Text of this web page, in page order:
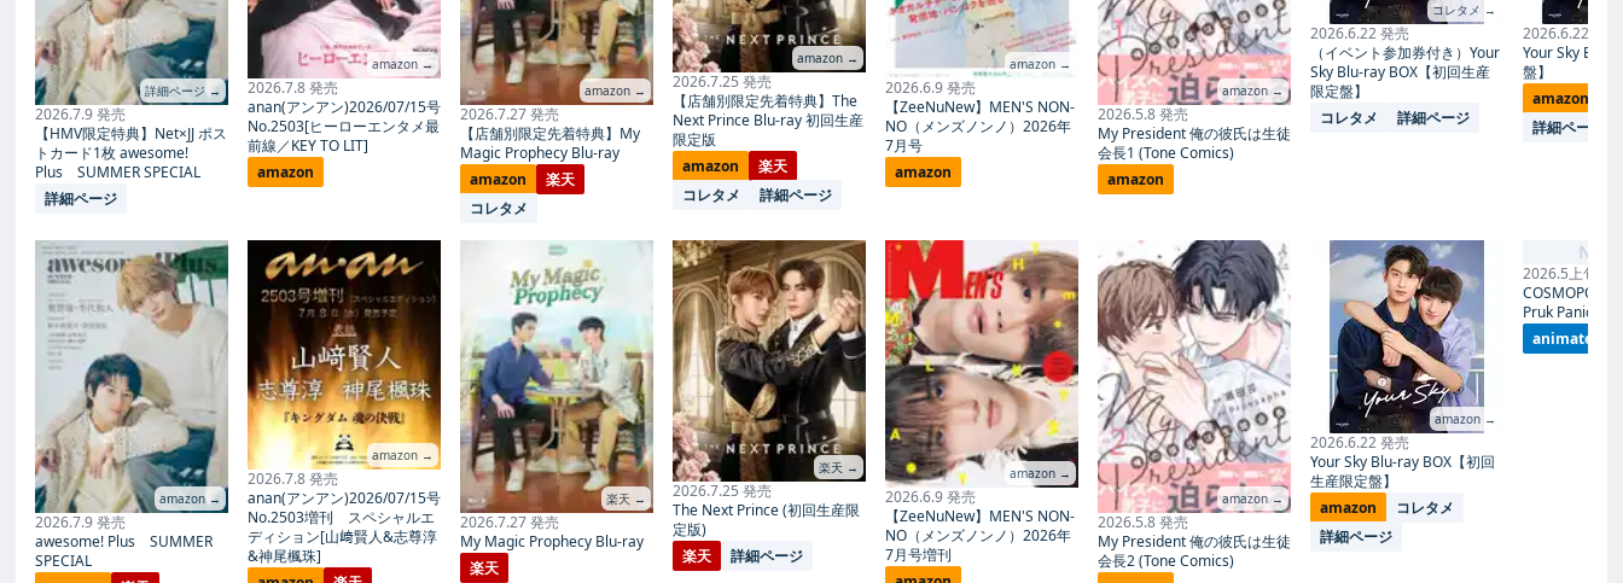
詳細ページ →
2026.7.9 発売
【HMV限定特典】Net×JJ ポス
トカード1枚 awesome!
Plus SUMMER SPECIAL
詳細ページ
amazon →
2026.7.9 発売
awesome! Plus SUMMER
SPECIAL
amazon →
2026.7.8 発売
anan(アンアン)2026/07/15号
No.2503[ヒーローエンタメ最
前線／KEY TO LIT]
amazon
amazon →
2026.7.8 発売
anan(アンアン)2026/07/15号
No.2503増刊 スペシャルエ
ディション[山﨑賢人&志尊淳
&神尾楓珠]
amazon →
2026.7.27 発売
【店舗別限定先着特典】My
Magic Prophecy Blu-ray
amazon
楽天
コレタメ
楽天 →
2026.7.27 発売
My Magic Prophecy Blu-ray
楽天
amazon →
2026.7.25 発売
【店舗別限定先着特典】The
Next Prince Blu-ray 初回生産
限定版
amazon
楽天
コレタメ
詳細ページ
楽天 →
2026.7.25 発売
The Next Prince (初回生産限
定版)
楽天
詳細ページ
amazon →
2026.6.9 発売
【ZeeNuNew】MEN'S NON-
NO（メンズノンノ）2026年
7月号
amazon
amazon →
2026.6.9 発売
【ZeeNuNew】MEN'S NON-
NO（メンズノンノ）2026年
7月号増刊
amazon →
2026.5.8 発売
My President 俺の彼氏は生徒
会長1 (Tone Comics)
amazon
amazon →
2026.5.8 発売
My President 俺の彼氏は生徒
会長2 (Tone Comics)
コレタメ →
2026.6.22 発売
（イベント参加券付き）Your
Sky Blu-ray BOX【初回生産
限定盤】
コレタメ
詳細ページ
amazon →
2026.6.22 発売
Your Sky Blu-ray BOX【初回
生産限定盤】
amazon
コレタメ
詳細ページ
2026.6.22 発売
Your Sky Blu-
盤】
amazon
詳細ページ
No
2026.5上旬 発
Pruk Panich-
animate